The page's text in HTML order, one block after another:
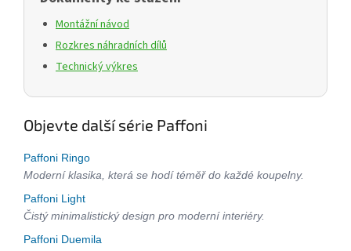
Montážní návod
Rozkres náhradních dílů
Technický výkres
Objevte další série Paffoni
Paffoni Ringo
Moderní klasika, která se hodí téměř do každé koupelny.
Paffoni Light
Čistý minimalistický design pro moderní interiéry.
Paffoni Duemila